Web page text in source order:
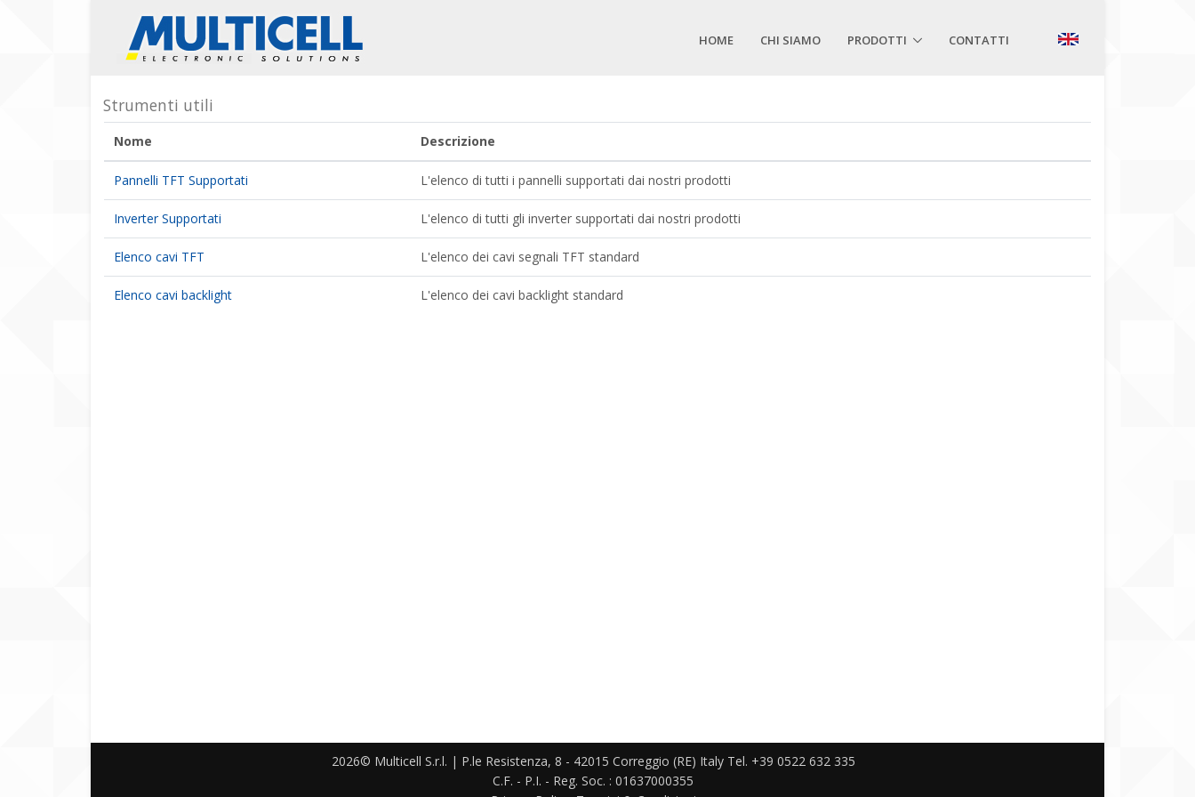
HOME CHI SIAMO PRODOTTI CONTATTI
Strumenti utili
Nome Descrizione
Pannelli TFT Supportati L'elenco di tutti i pannelli supportati dai nostri prodotti
Inverter Supportati L'elenco di tutti gli inverter supportati dai nostri prodotti
Elenco cavi TFT L'elenco dei cavi segnali TFT standard
Elenco cavi backlight L'elenco dei cavi backlight standard
2026© Multicell S.r.l. | P.le Resistenza, 8 - 42015 Correggio (RE) Italy Tel. +39 0522 632 335
C.F. - P.I. - Reg. Soc. : 01637000355